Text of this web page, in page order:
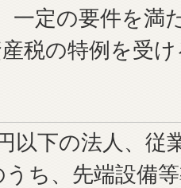
一定の要件を満
税の特例を受
以下の法人、従
ち、先端設備